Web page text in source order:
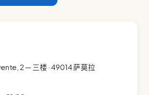
2 — 三楼 · 49014 萨莫拉